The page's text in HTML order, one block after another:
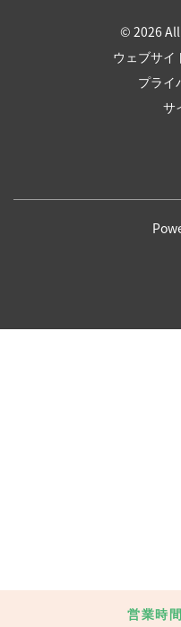
© 2026
ウェブサイ
プライ
サ
営業時間